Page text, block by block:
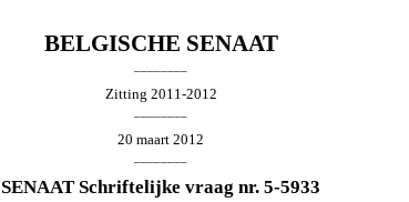
BELGISCHE SENAAT
Zitting 2011-2012
20 maart 2012
SENAAT Schriftelijke vraag nr. 5-5933